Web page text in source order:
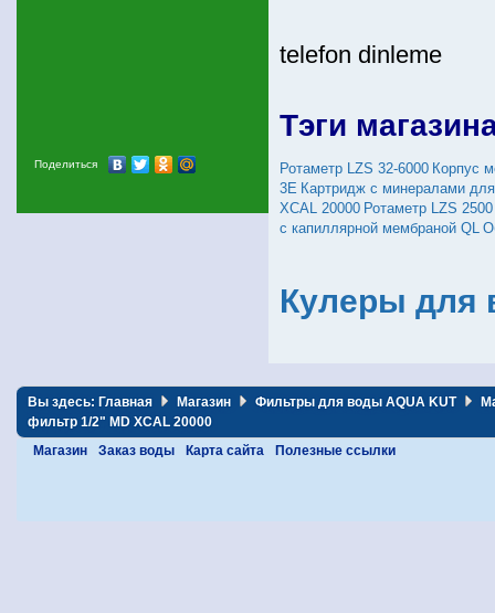
Поделиться
telefon dinleme
Тэги
Ротаметр LZS 32-6000 Корпус
3E Картридж с минералами
XCAL 20000 Ротаметр LZS 2500
с капиллярной мембраной QL
Кулеры для
Вы здесь: Главная Магазин Фильтры для воды AQUA KUT
фильтр 1/2" MD XCAL 20000
Магазин
Заказ воды Карта сайта Полезные ссылки